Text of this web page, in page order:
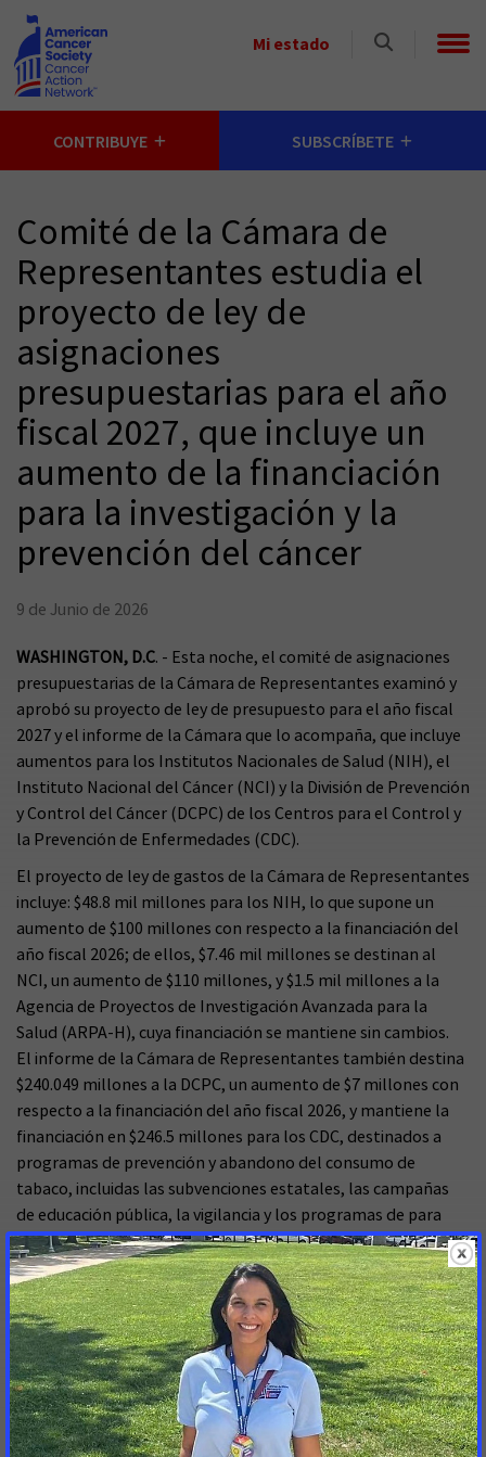
Skip to main content
Mi estado
Select
CONTRIBUYE SUBSCRÍBETE
Comité de la Cámara de
Representantes estudia el
proyecto de ley de
asignaciones
presupuestarias para el año
fiscal 2027, que incluye un
aumento de la financiación
para la investigación y la
prevención del cáncer
9 de Junio de 2026
WASHINGTON, D.C. - Esta noche, el comité de asignaciones
presupuestarias de la Cámara de Representantes examinó y
aprobó su proyecto de ley de presupuesto para el año fiscal
2027 y el informe de la Cámara que lo acompaña, que incluye
aumentos para los Institutos Nacionales de Salud (NIH), el
Instituto Nacional del Cáncer (NCI) y la División de Prevención
y Control del Cáncer (DCPC) de los Centros para el Control y
la Prevención de Enfermedades (CDC).
El proyecto de ley de gastos de la Cámara de Representantes
incluye: $48.8 mil millones para los NIH, lo que supone un
aumento de $100 millones con respecto a la financiación del
año fiscal 2026; de ellos, $7.46 mil millones se destinan al
NCI, un aumento de $110 millones, y $1.5 mil millones a la
Agencia de Proyectos de Investigación Avanzada para la
Salud (ARPA-H), cuya financiación se mantiene sin cambios.
El informe de la Cámara de Representantes también destina
$240.049 millones a la DCPC, un aumento de $7 millones con
respecto a la financiación del año fiscal 2026, y mantiene la
financiación en $246.5 millones para los CDC, destinados a
programas de prevención y abandono del consumo de
tabaco, incluidas las subvenciones estatales, las campañas
de educación pública, la vigilancia y los programas de para
dejar de consumir tabaco.
En respuesta a ello, Lisa Lacasse, presidenta de la Red de
Acción Contra el Cáncer de la Sociedad Americana Contra el
Cáncer (ACS CAN) hizo la siguiente declaración:
"Agradecemos al comité de asignaciones presupuestarias de
la Cámara de Representantes por haber impulsado un
proyecto de ley que incluye un aumento de la financiación
para los NIH, el NCI y el DCPC, lo que demuestra un claro